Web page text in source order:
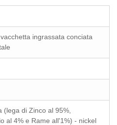
ingrassata conciata
(lega di Zinco al 95%,
al 4% e Rame all'1%) - nickel